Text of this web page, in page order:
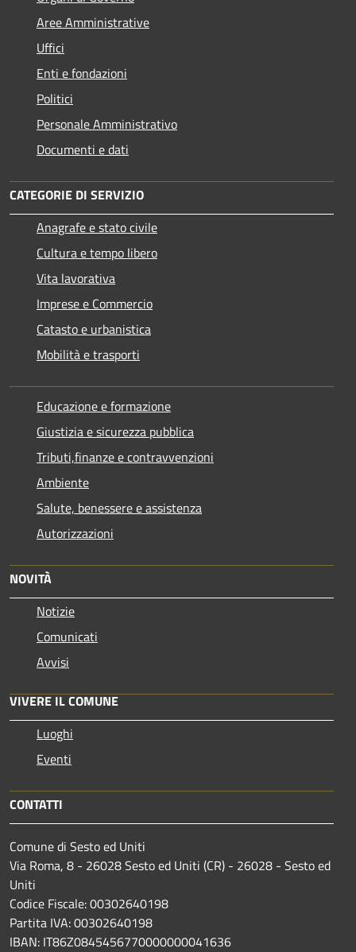
Aree Amministrative
Uffici
Enti e fondazioni
Politici
Personale Amministrativo
Documenti e dati
CATEGORIE DI SERVIZIO
Anagrafe e stato civile
Cultura e tempo libero
Vita lavorativa
Imprese e Commercio
Catasto e urbanistica
Mobilità e trasporti
Educazione e formazione
Giustizia e sicurezza pubblica
Tributi,finanze e contravvenzioni
Ambiente
Salute, benessere e assistenza
Autorizzazioni
NOVITÀ
Notizie
Comunicati
Avvisi
VIVERE IL COMUNE
Luoghi
Eventi
CONTATTI
Comune di Sesto ed Uniti
Via Roma, 8 - 26028 Sesto ed Uniti (CR) - 26028 - Sesto ed
Uniti
Codice Fiscale: 00302640198
Partita IVA: 00302640198
IBAN: IT86Z0845456770000000041636